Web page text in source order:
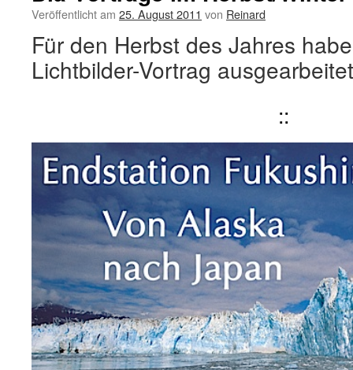
Veröffentlicht am 25. August 2011 von Reinard
Für den Herbst des Jahres
Lichtbilder-Vortrag
::